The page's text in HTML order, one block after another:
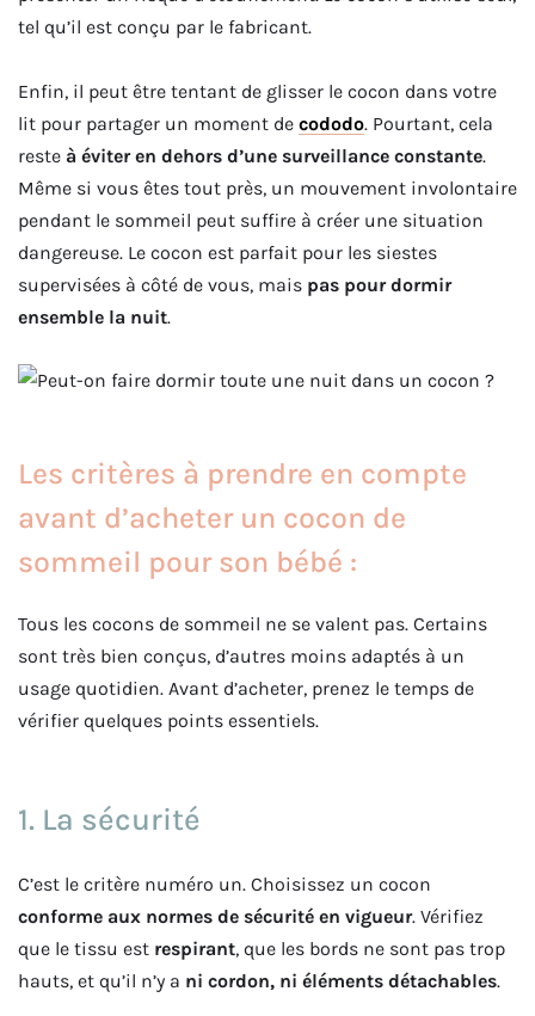
tel qu’il est conçu par le fabricant.
Enfin, il peut être tentant de glisser le cocon dans votre
lit pour partager un moment de cododo. Pourtant, cela
reste à éviter en dehors d’une surveillance constante.
Même si vous êtes tout près, un mouvement involontaire
pendant le sommeil peut suffire à créer une situation
dangereuse. Le cocon est parfait pour les siestes
supervisées à côté de vous, mais pas pour dormir
ensemble la nuit.
Les critères à prendre en compte
avant d’acheter un cocon de
sommeil pour son bébé :
Tous les cocons de sommeil ne se valent pas. Certains
sont très bien conçus, d’autres moins adaptés à un
usage quotidien. Avant d’acheter, prenez le temps de
vérifier quelques points essentiels.
1. La sécurité
C’est le critère numéro un. Choisissez un cocon
conforme aux normes de sécurité en vigueur. Vérifiez
que le tissu est respirant, que les bords ne sont pas trop
hauts, et qu’il n’y a ni cordon, ni éléments détachables.